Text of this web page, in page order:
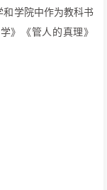
学院中作为教科书
》《管人的真理》